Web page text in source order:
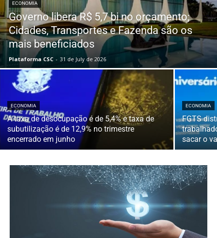
ECONOMIA
Governo libera R$ 5,7 bi no orçamento;
Cidades, Transportes e Fazenda são os
mais beneficiados
Plataforma CSC - 31 de July de 2026
ECONOMIA
A taxa de desocupação é de 5,4% e taxa de
subutilização é de 12,9% no trimestre
encerrado em junho
ECONOMIA
FGTS
sacar o